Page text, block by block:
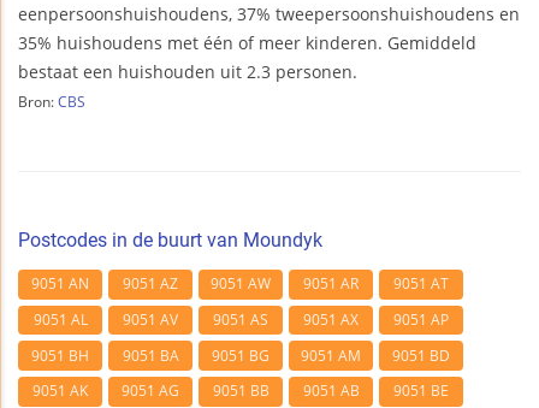
eenpersoonshuishoudens, 37% tweepersoonshuishoudens en
35% huishoudens met één of meer kinderen. Gemiddeld
bestaat een huishouden uit 2.3 personen.
Bron: CBS
Postcodes in de buurt van Moundyk
9051 AN 9051 AZ 9051 AW 9051 AR
9051 AT
9051 AL
9051 AV 9051 AS 9051 AX
9051 AP
9051 BH
9051 BA 9051 BG 9051 AM
9051 BD
9051 AK
9051 AG 9051 BB 9051 AB 9051 BE